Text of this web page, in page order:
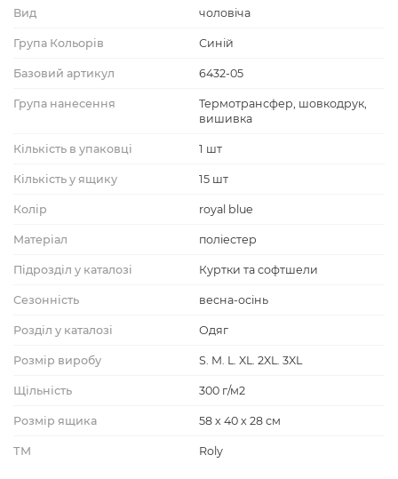
Вид чоловіча
Група Кольорів Синій
Базовий артикул 6432-05
Група нанесення
Термотрансфер, шовкодрук,
вишивка
Кількість в упаковці 1 шт
Кількість у ящику 15 шт
Колір royal blue
Матеріал поліестер
Підрозділ у каталозі Куртки та софтшели
Сезонність весна-осінь
Розділ у каталозі Одяг
Розмір виробу S. M. L. XL. 2XL. 3XL
Щільність 300 г/м2
Розмір ящика 58 х 40 х 28 см
ТМ Roly